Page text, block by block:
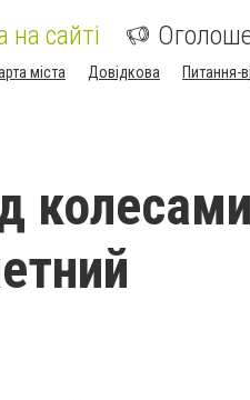
сайті
міста Довідкова Питання-
колесами